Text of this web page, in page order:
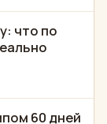
что по
60 дней